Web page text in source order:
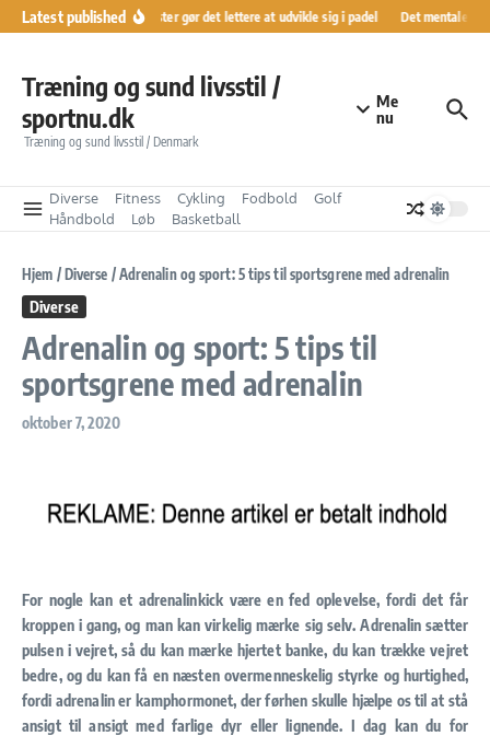
Fortsæt til indhold
Latest publishedRanglister gør det lettere at udvikle sig i padel Det mentale
Træning og sund livsstil /
sportnu.dk
Træning og sund livsstil / Denmark
Me
nu
Diverse Fitness Cykling Fodbold
Golf
Håndbold
Løb Basketball
Hjem / Diverse /Adrenalin og sport: 5 tips til sportsgrene med adrenalin
Diverse
Adrenalin og sport: 5 tips til
sportsgrene med adrenalin
oktober 7, 2020
For nogle kan et adrenalinkick være en fed oplevelse, fordi det får
kroppen i gang, og man kan virkelig mærke sig selv. Adrenalin sætter
pulsen i vejret, så du kan mærke hjertet banke, du kan trække vejret
bedre, og du kan få en næsten overmenneskelig styrke og hurtighed,
fordi adrenalin er kamphormonet, der førhen skulle hjælpe os til at stå
ansigt til ansigt med farlige dyr eller lignende. I dag kan du for